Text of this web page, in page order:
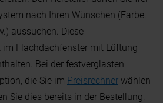
nach Ihren Wünschen (Farbe,
aussuchen. Diese
im Flachdachfenster mit Lüftung
Bei der festverglasten
die Sie im Preisrechner wählen
Sie dies bereits in der Bestellung,